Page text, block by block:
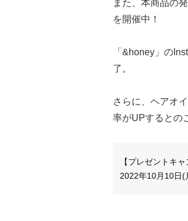
また、本商品の
を開催中！
「&honey」の
了。
さらに、ヘアオ
率がUPするとの
【プレゼントキ
2022年10月10日(